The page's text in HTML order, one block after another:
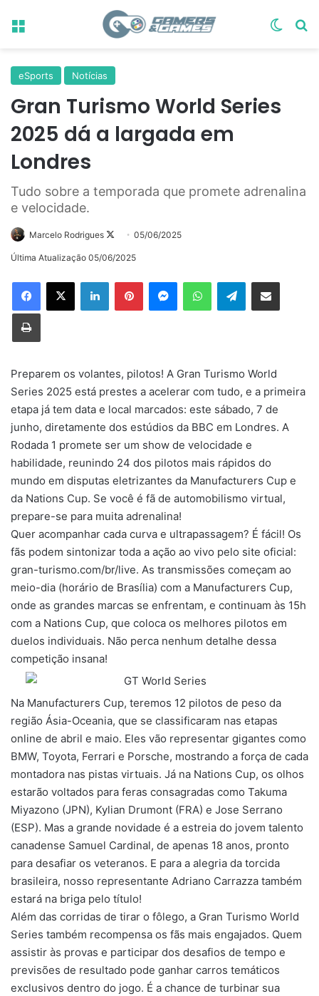
Menu
eSports Notícias
Gran Turismo World Series
2025 dá a largada em
Londres
Tudo sobre a temporada que promete adrenalina
e velocidade.
Marcelo Rodrigues
Follow05/06/2025
Última Atualização 05/06/2025
LinkedinPinterestMessengerWhatsAppTelegramCompartilhar via e-mail
Imprimir
Preparem os volantes, pilotos! A Gran Turismo World
Series 2025 está prestes a acelerar com tudo, e a primeira
etapa já tem data e local marcados: este sábado, 7 de
junho, diretamente dos estúdios da BBC em Londres. A
Rodada 1 promete ser um show de velocidade e
habilidade, reunindo 24 dos pilotos mais rápidos do
mundo em disputas eletrizantes da Manufacturers Cup e
da Nations Cup. Se você é fã de automobilismo virtual,
prepare-se para muita adrenalina!
Quer acompanhar cada curva e ultrapassagem? É fácil! Os
fãs podem sintonizar toda a ação ao vivo pelo site oficial:
gran-turismo.com/br/live. As transmissões começam ao
meio-dia (horário de Brasília) com a Manufacturers Cup,
onde as grandes marcas se enfrentam, e continuam às 15h
com a Nations Cup, que coloca os melhores pilotos em
duelos individuais. Não perca nenhum detalhe dessa
competição insana!
Na Manufacturers Cup, teremos 12 pilotos de peso da
região Ásia-Oceania, que se classificaram nas etapas
online de abril e maio. Eles vão representar gigantes como
BMW, Toyota, Ferrari e Porsche, mostrando a força de cada
montadora nas pistas virtuais. Já na Nations Cup, os olhos
estarão voltados para feras consagradas como Takuma
Miyazono (JPN), Kylian Drumont (FRA) e Jose Serrano
(ESP). Mas a grande novidade é a estreia do jovem talento
canadense Samuel Cardinal, de apenas 18 anos, pronto
para desafiar os veteranos. E para a alegria da torcida
brasileira, nosso representante Adriano Carrazza também
estará na briga pelo título!
Além das corridas de tirar o fôlego, a Gran Turismo World
Series também recompensa os fãs mais engajados. Quem
assistir às provas e participar dos desafios de tempo e
previsões de resultado pode ganhar carros temáticos
exclusivos dentro do jogo. É a chance de turbinar sua